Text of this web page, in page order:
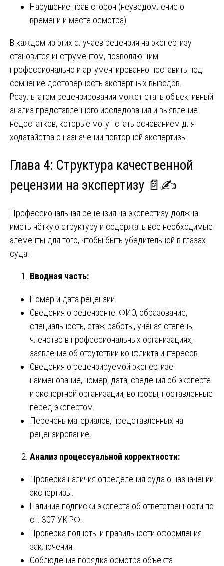
Нарушение прав сторон (неуведомление о
времени и месте осмотра).
В каждом из этих случаев рецензия на экспертизу
становится инструментом, позволяющим
профессионально и аргументированно поставить под
сомнение достоверность экспертных выводов.
Результатом рецензирования может стать объективный
анализ представленного исследования и выявление
недостатков, которые могут стать основанием для
ходатайства о назначении повторной экспертизы.
Глава 4: Структура качественной
рецензии на экспертизу 📄✍️
Профессиональная рецензия на экспертизу должна
иметь чёткую структуру и содержать все необходимые
элементы для того, чтобы быть убедительной в глазах
суда:
Вводная часть:
Номер и дата рецензии.
Сведения о рецензенте: ФИО, образование,
специальность, стаж работы, учёная степень,
членство в профессиональных организациях,
заявление об отсутствии конфликта интересов.
Сведения о рецензируемой экспертизе:
наименование, номер, дата, сведения об эксперте
и экспертной организации, вопросы, поставленные
перед экспертом.
Перечень материалов, представленных на
рецензирование.
Анализ процессуальной корректности:
Проверка наличия определения суда о назначении
экспертизы.
Наличие подписки эксперта об ответственности по
ст. 307 УК РФ.
Проверка полноты и правильности оформления
заключения.
Соблюдение порядка осмотра объекта